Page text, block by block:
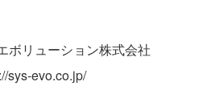
ボリューション株式会社
sys-evo.co.jp/